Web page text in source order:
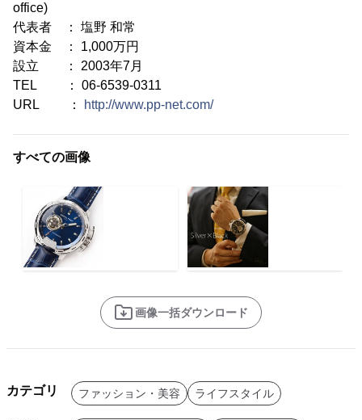
office)
代表者 ： 塩野 和常
資本金 ： 1,000万円
設立 ： 2003年7月
TEL ： 06-6539-0311
URL ：
http://www.pp-net.com/
すべての画像
画像一括ダウンロード
カテゴリ ファッション・美容 ライフスタイル